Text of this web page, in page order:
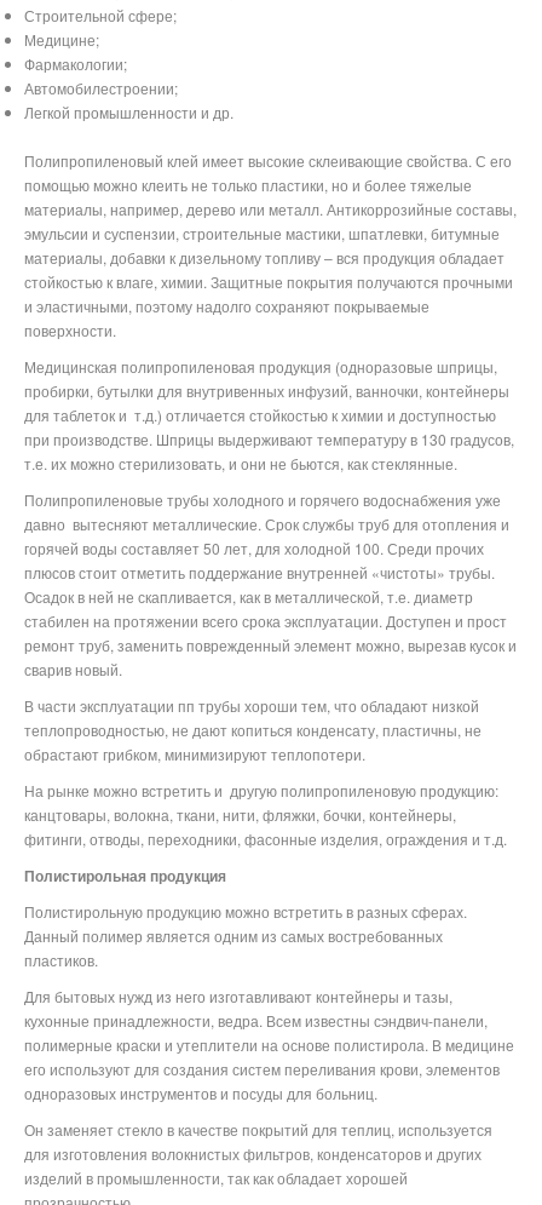
Строительной сфере;
Медицине;
Фармакологии;
Автомобилестроении;
Легкой промышленности и др.
Полипропиленовый клей имеет высокие склеивающие свойства. С его
помощью можно клеить не только пластики, но и более тяжелые
материалы, например, дерево или металл. Антикоррозийные составы,
эмульсии и суспензии, строительные мастики, шпатлевки, битумные
материалы, добавки к дизельному топливу – вся продукция обладает
стойкостью к влаге, химии. Защитные покрытия получаются прочными
и эластичными, поэтому надолго сохраняют покрываемые
поверхности.
Медицинская полипропиленовая продукция (одноразовые шприцы,
пробирки, бутылки для внутривенных инфузий, ванночки, контейнеры
для таблеток и т.д.) отличается стойкостью к химии и доступностью
при производстве. Шприцы выдерживают температуру в 130 градусов,
т.е. их можно стерилизовать, и они не бьются, как стеклянные.
Полипропиленовые трубы холодного и горячего водоснабжения уже
давно вытесняют металлические. Срок службы труб для отопления и
горячей воды составляет 50 лет, для холодной 100. Среди прочих
плюсов стоит отметить поддержание внутренней «чистоты» трубы.
Осадок в ней не скапливается, как в металлической, т.е. диаметр
стабилен на протяжении всего срока эксплуатации. Доступен и прост
ремонт труб, заменить поврежденный элемент можно, вырезав кусок и
сварив новый.
В части эксплуатации пп трубы хороши тем, что обладают низкой
теплопроводностью, не дают копиться конденсату, пластичны, не
обрастают грибком, минимизируют теплопотери.
На рынке можно встретить и другую полипропиленовую продукцию:
канцтовары, волокна, ткани, нити, фляжки, бочки, контейнеры,
фитинги, отводы, переходники, фасонные изделия, ограждения и т.д.
Полистирольная продукция
Полистирольную продукцию можно встретить в разных сферах.
Данный полимер является одним из самых востребованных
пластиков.
Для бытовых нужд из него изготавливают контейнеры и тазы,
кухонные принадлежности, ведра. Всем известны сэндвич-панели,
полимерные краски и утеплители на основе полистирола. В медицине
его используют для создания систем переливания крови, элементов
одноразовых инструментов и посуды для больниц.
Он заменяет стекло в качестве покрытий для теплиц, используется
для изготовления волокнистых фильтров, конденсаторов и других
изделий в промышленности, так как обладает хорошей